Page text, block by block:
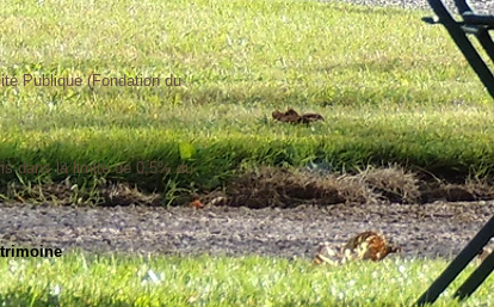
Publique (Fondation du
dans la limite de 0,5% du